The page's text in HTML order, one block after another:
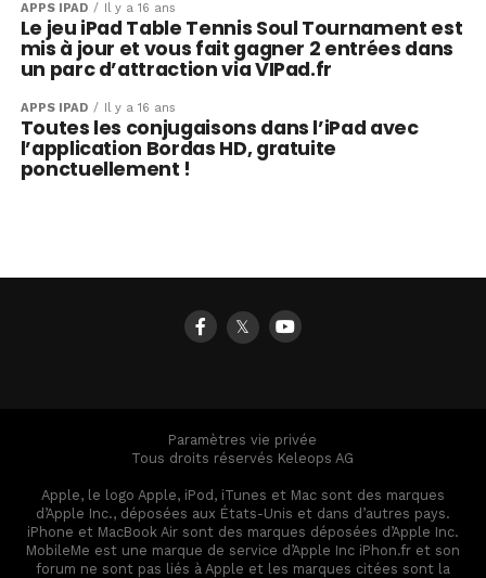
APPS IPAD Il y a 16 ans
Le jeu iPad Table Tennis Soul Tournament est
mis à jour et vous fait gagner 2 entrées dans
un parc d’attraction via VIPad.fr
APPS IPAD Il y a 16 ans
Toutes les conjugaisons dans l’iPad avec
l’application Bordas HD, gratuite
ponctuellement !
𝕏
Paramètres vie privée
Tous droits réservés Keleops AG
Apple, le logo Apple, iPod, iTunes et Mac sont des marques
d’Apple Inc., déposées aux États-Unis et dans d’autres pays.
iPhone et MacBook Air sont des marques déposées d’Apple Inc.
MobileMe est une marque de service d’Apple Inc iPhon.fr et son
forum ne sont pas liés à Apple et les marques citées sont la